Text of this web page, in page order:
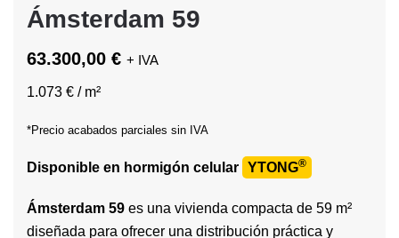
Ámsterdam 59
63.300,00 € + IVA
1.073 € / m²
*Precio acabados parciales sin IVA
Disponible en hormigón celular YTONG®
Ámsterdam 59 es una vivienda compacta de 59 m²
diseñada para ofrecer una distribución práctica y